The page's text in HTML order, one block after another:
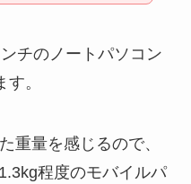
チのノートパソコン
。
重量を感じるので、
程度のモバイルパ